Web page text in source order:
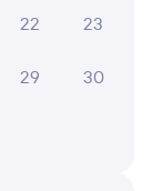
22 23
29 30